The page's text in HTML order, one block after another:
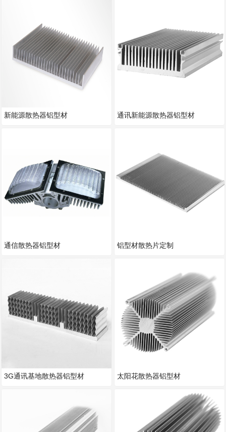
新能源散热器铝型材
通信散热器铝型材
3G通讯基地散热器铝型材
通讯新能源散热器铝型材
铝型材散热片定制
太阳花散热器铝型材